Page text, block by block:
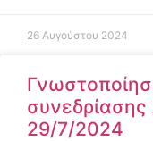
26 Αυγούστου 2024
29/7/2024